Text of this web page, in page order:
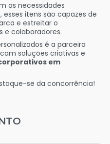
as necessidades
itens são capazes de
e estreitar o
colaboradores.
é a parceira
soluções criativas e
em
se da concorrência!